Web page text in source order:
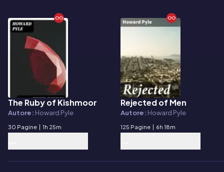
E-book
The Ruby of Kishmoor
Autore: Howard Pyle
30 Pagine | 1h 25m
E-book
Rejected of Men
Autore: Howard Pyle
125 Pagine | 6h 18m